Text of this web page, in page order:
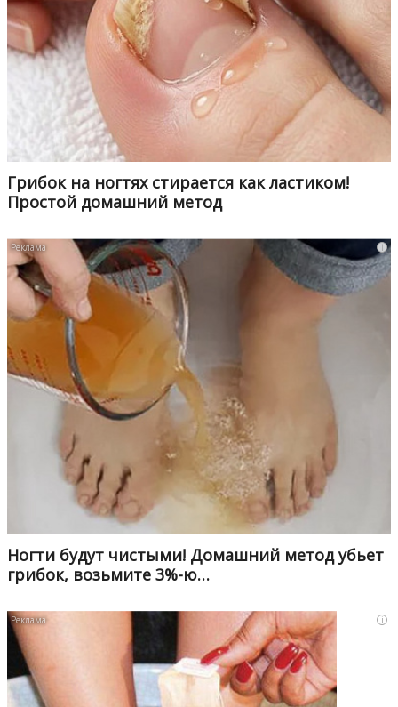
Грибок на ногтях стирается как ластиком!
Простой домашний метод
i
Ногти будут чистыми! Домашний метод убьет
грибок, возьмите 3%-ю…
i